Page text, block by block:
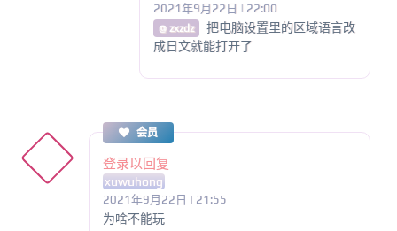
2021年9月22日 | 22:00
@ zxzdz
把电脑设置里的区域语言改
成日文就能打开了
会员
登录以回复
xuwuhong
2021年9月22日 | 21:55
为啥不能玩